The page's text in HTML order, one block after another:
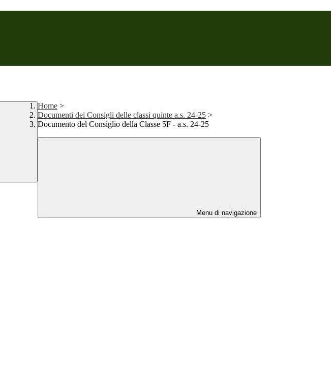
Home >
Documenti dei Consigli delle classi quinte a.s. 24-25 >
Documento del Consiglio della Classe 5F - a.s. 24-25
Menu di navigazione